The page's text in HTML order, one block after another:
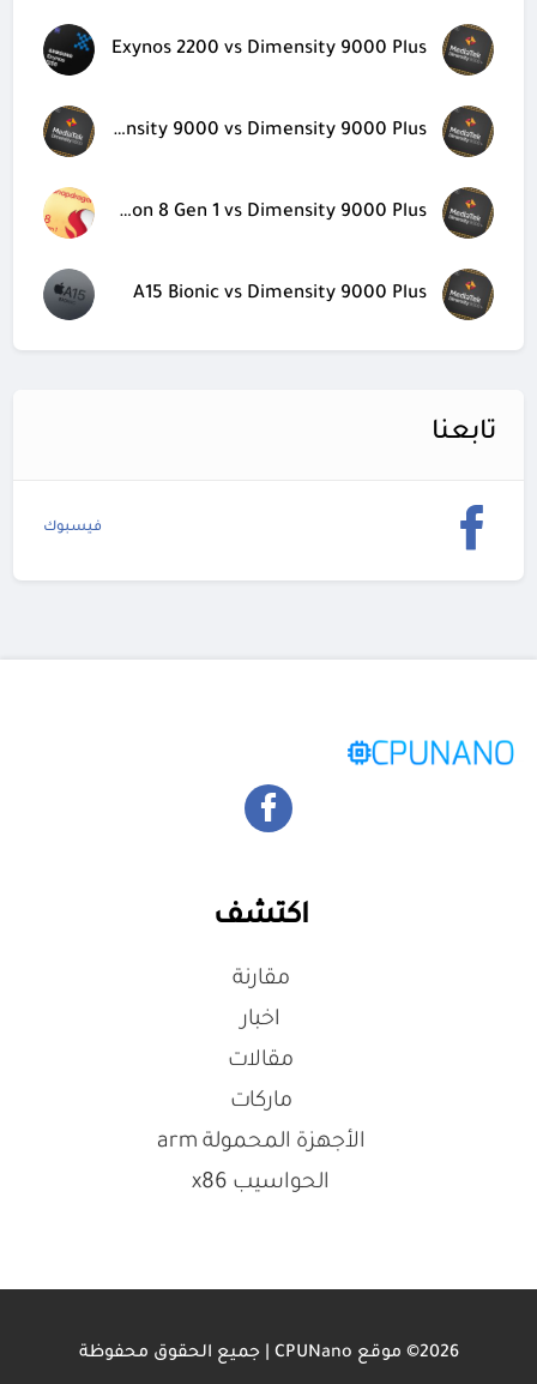
Exynos 2200 vs Dimensity 9000 Plus
Dimensity 9000 vs Dimensity 9000 Plus
Snapdragon 8 Gen 1 vs Dimensity 9000 Plus
A15 Bionic vs Dimensity 9000 Plus
تابعنا
فيسبوك
اكتشف
مقارنة
اخبار
مقالات
ماركات
الأجهزة المحمولة arm
الحواسيب x86
2026© موقع CPUNano | جميع الحقوق محفوظة